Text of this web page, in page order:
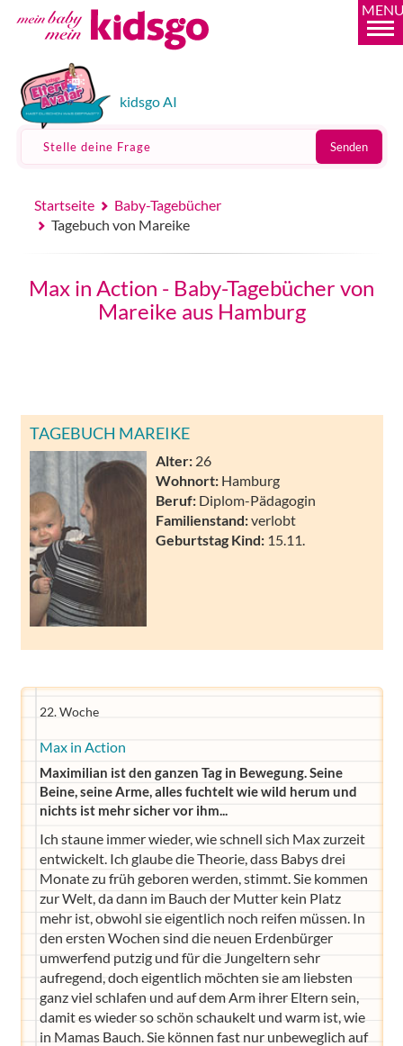
kidsgo AI
Stelle deine Frage Senden
Startseite
Baby-Tagebücher
Tagebuch von Mareike
Max in Action - Baby-Tagebücher von
Mareike aus Hamburg
TAGEBUCH MAREIKE
Alter: 26
Wohnort: Hamburg
Beruf: Diplom-Pädagogin
Familienstand:verlobt
Geburtstag Kind: 15.11.
22. Woche
Max in Action
Maximilian ist den ganzen Tag in Bewegung. Seine
Beine, seine Arme, alles fuchtelt wie wild herum und
nichts ist mehr sicher vor ihm...
Ich staune immer wieder, wie schnell sich Max zurzeit
entwickelt. Ich glaube die Theorie, dass Babys drei
Monate zu früh geboren werden, stimmt. Sie kommen
zur Welt, da dann im Bauch der Mutter kein Platz
mehr ist, obwohl sie eigentlich noch reifen müssen. In
den ersten Wochen sind die neuen Erdenbürger
umwerfend putzig und für die Jungeltern sehr
aufregend, doch eigentlich möchten sie am liebsten
ganz viel schlafen und auf dem Arm ihrer Eltern sein,
damit es wieder so schön schaukelt und warm ist, wie
in Mamas Bauch. Sie können fast nur unbeweglich auf